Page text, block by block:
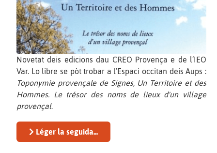
Novetat deis edicions dau CREO Provença e de l’IEO
Var. Lo libre se pòt trobar a l’Espaci occitan deis Aups :
Toponymie provençale de Signes, Un Territoire et des
Hommes. Le trésor des noms de lieux d'un village
provençal.
Léger la seguida...